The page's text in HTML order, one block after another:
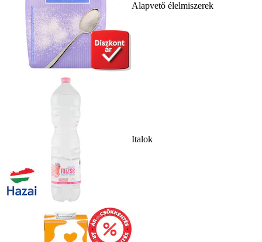
Alapvető élelmiszerek
Italok